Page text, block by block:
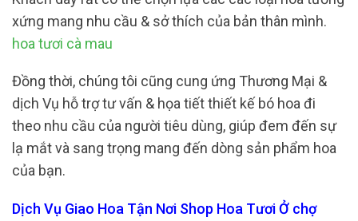
xứng mang nhu cầu & sở thích của bản thân mình.
hoa tươi cà mau
Đồng thời, chúng tôi cũng cung ứng Thương Mại &
dịch Vụ hỗ trợ tư vấn & họa tiết thiết kế bó hoa đi
theo nhu cầu của người tiêu dùng, giúp đem đến sự
lạ mắt và sang trọng mang đến dòng sản phẩm hoa
của bạn.
Dịch Vụ Giao Hoa Tận Nơi Shop Hoa Tươi Ở chợ